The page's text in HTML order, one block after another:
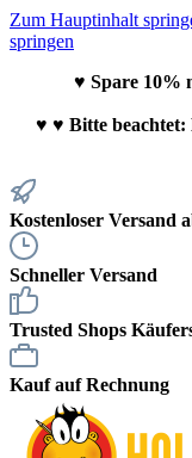
Zum Hauptinhalt
springen
♥ Spare 10%
♥ ♥ Bitte beachtet:
Kostenloser Versand
Schneller Versand
Trusted Shops
Kauf auf Rechnung